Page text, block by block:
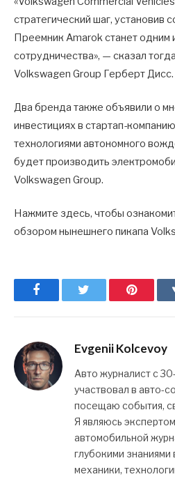
стратегический шаг, установив
Преемник Amarok станет одним
сотрудничества», — сказал
Volkswagen Group Герберт Дисс.
Два бренда также объявили о
инвестициях в стартап-
технологиями автономного
будет производить
Volkswagen Group.
Нажмите здесь, чтобы
обзором нынешнего пикапа
Facebook
Evgenii Kolcevoy
Авто журналист с
участвовал в авто-
посещаю события,
Я являюсь
автомобильной
глубокими
механики,